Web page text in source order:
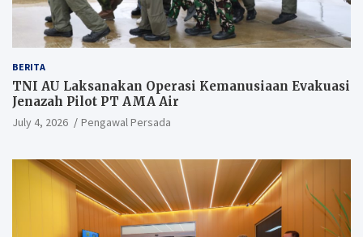
BERITA
TNI AU Laksanakan Operasi Kemanusiaan Evakuasi
Jenazah Pilot PT AMA Air
July 4, 2026 Pengawal Persada